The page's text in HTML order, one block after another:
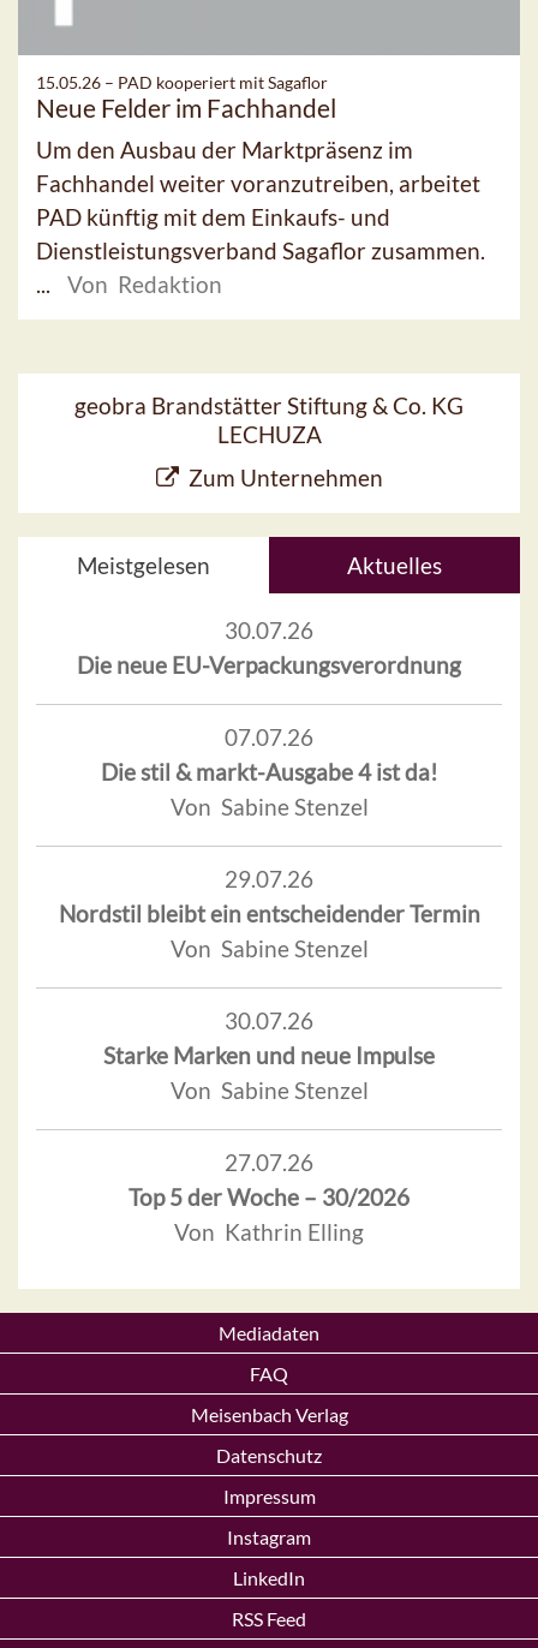
15.05.26 – PAD kooperiert mit Sagaflor
Neue Felder im Fachhandel
Um den Ausbau der Marktpräsenz im
Fachhandel weiter voranzutreiben, arbeitet
PAD künftig mit dem Einkaufs- und
Dienstleistungsverband Sagaflor zusammen.
...
Von Redaktion
geobra Brandstätter Stiftung & Co. KG
LECHUZA
Zum Unternehmen
Meistgelesen Aktuelles
30.07.26
Die neue EU-Verpackungsverordnung
07.07.26
Die stil & markt-Ausgabe 4 ist da!
Von Sabine Stenzel
29.07.26
Nordstil bleibt ein entscheidender Termin
Von Sabine Stenzel
30.07.26
Starke Marken und neue Impulse
Von Sabine Stenzel
27.07.26
Top 5 der Woche – 30/2026
Von Kathrin Elling
Mediadaten
FAQ
Meisenbach Verlag
Datenschutz
Impressum
Instagram
LinkedIn
RSS Feed